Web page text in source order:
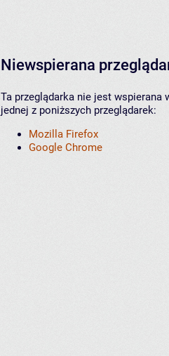
Niewspierana
Ta przeglądarka nie jest wspierana
jednej z poniższych przeglądarek:
Mozilla Firefox
Google Chrome